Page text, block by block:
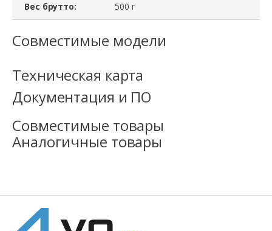
Вес брутто: 500 г
Совместимые модели
Техническая карта
Документация и ПО
Совместимые товары
Аналогичные товары